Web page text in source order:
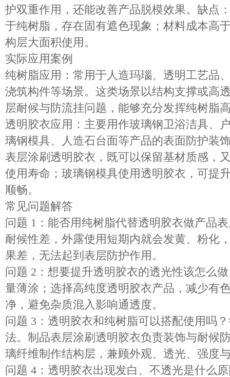
护双重作用，还能改善产品脱模效果。缺点
于纯树脂 ，存在固有遮色现象；材料成本高
构层大面积使用。
实际应用案例
纯树脂应用 ：常用于人造玛瑙、透明工艺品
浇筑构件等场景。这类场景以结构支撑或高
层耐候与防流挂问题，能够充分发挥纯树脂
透明胶衣应用 ：主要用作玻璃钢卫浴洁具、
璃钢模具、人造石台面等产品的表面防护装
表层涂刷透明胶衣，既可以保留基材质感，
使用寿命；玻璃钢模具使用透明胶衣，可提
顺畅。
常见问题解答
问题 1：能否用纯树脂代替透明胶衣做产品
耐候性差，外露使用短期内就会发黄、粉化
果差，无法起到表层防护作用。
问题 2：想要提升透明胶衣的透光性该怎么
量薄涂；选择高纯度透明胶衣产品，减少有
净，避免杂质混入影响通透度。
问题 3：透明胶衣和纯树脂可以搭配使用吗
法。制品表层涂刷透明 胶衣负责装饰与耐候
璃纤维制作结构层，兼顾外观、透光、强度
问题 4：透明胶衣出现发白、不透光是什么